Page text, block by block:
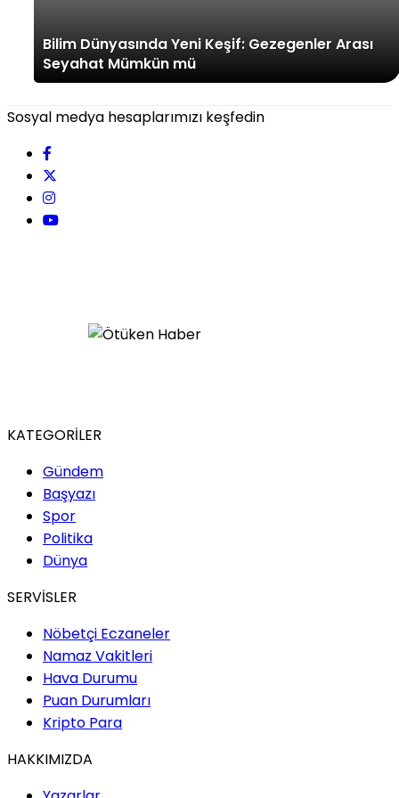
Bilim Dünyasında Yeni Keşif: Gezegenler Arası
Seyahat Mümkün mü
Sosyal medya hesaplarımızı keşfedin
KATEGORİLER
Gündem
Başyazı
Spor
Politika
Dünya
SERVİSLER
Nöbetçi Eczaneler
Namaz Vakitleri
Hava Durumu
Puan Durumları
Kripto Para
HAKKIMIZDA